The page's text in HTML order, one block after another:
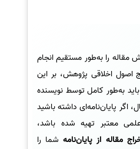
مقاله را به‌طور مستقیم انجام
اصول اخلاقی پژوهش، بر این
به‌طور کامل توسط نویسنده
اگر پایان‌نامه‌ای داشته باشید
معتبر تهیه شده باشد،
مقاله از پایان‌نامهشما را